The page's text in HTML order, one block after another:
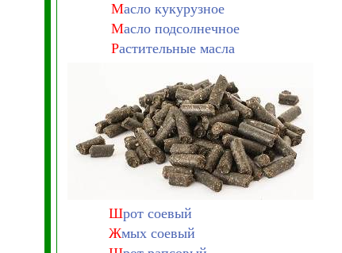
Масло кукурузное
Масло подсолнечное
Растительные масла
Шрот соевый
Жмых соевый